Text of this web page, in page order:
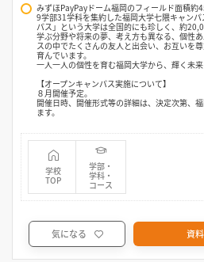
みずほPayPayドーム福岡のフィールド面積約
9学部31学科を集約した福岡大学七隈キャン
パス」という大学は全国的にも珍しく、約
学ぶ分野や将来の夢、考え方も異なる、個性
スの中でたくさんの友人と出会い、お互いを
育んでいます。
一人一人の個性を育む福岡大学から、輝く未来
【オープンキャンパス実施について】
８月開催予定。
開催日時、開催形式等の詳細は、決定次第、
ます。
学校
TOP
学部・
学科・
コース
気になる 資